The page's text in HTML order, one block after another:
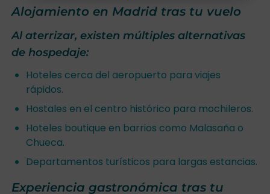
Alojamiento en Madrid tras tu vuelo
Al aterrizar, existen múltiples alternativas
de hospedaje:
Hoteles cerca del aeropuerto para viajes
rápidos.
Hostales en el centro histórico para mochileros.
Hoteles boutique en barrios como Malasaña o
Chueca.
Departamentos turísticos para largas estancias.
Experiencia gastronómica tras tu